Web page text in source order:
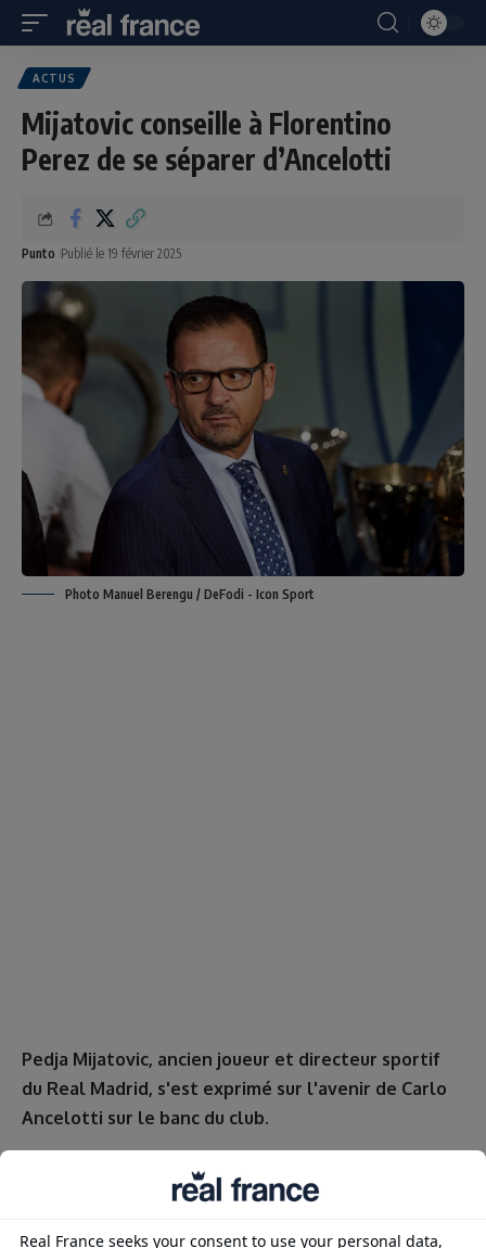
ACTUS
Mijatovic conseille à Florentino
Perez de se séparer d’Ancelotti
Punto Publié le 19 février 2025
Photo Manuel Berengu / DeFodi - Icon Sport
Pedja Mijatovic, ancien joueur et directeur sportif
du Real Madrid, s'est exprimé sur l'avenir de Carlo
Ancelotti sur le banc du club.
Pour l’ancien footballeur de 56 ans, Carlo Ancelotti doit
quoi qu’il arrive quitter le Real à la fin de la saison."J'ai
déjà dit, il n'y a pas longtemps, qu'Ancelotti avait fait un